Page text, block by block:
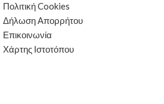
Πολιτική Cookies
Δήλωση Απορρήτου
Επικοινωνία
Χάρτης Ιστοτόπου